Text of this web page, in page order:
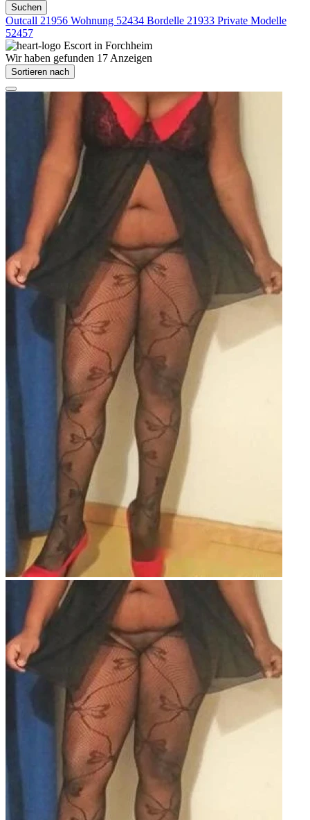
Suchen
Outcall 21956 Wohnung 52434 Bordelle 21933 Private Modelle
52457
Escort in Forchheim
Wir haben gefunden 17 Anzeigen
Sortieren nach